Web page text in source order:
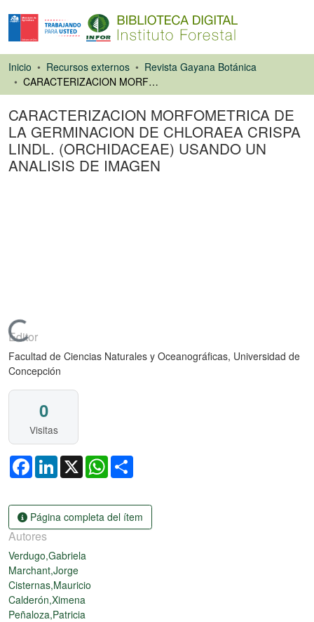
Inicio Recursos externos
Revista Gayana Botánica
CARACTERIZACION MORFOMETRICA DE LA GERMINACION DE CHLORAEA CRISPA LINDL. (ORCHIDACEAE) USANDO UN ANALISIS DE IMAGEN
CARACTERIZACION MORFOMETRICA DE
LA GERMINACION DE CHLORAEA CRISPA
LINDL. (ORCHIDACEAE) USANDO UN
ANALISIS DE IMAGEN
Cargando...
Editor
Facultad de Ciencias Naturales y Oceanográficas, Universidad de
Concepción
0
Visitas
FacebookLinkedIn
X WhatsApp
Página completa del ítem
Autores
Verdugo,Gabriela
Marchant,Jorge
Cisternas,Mauricio
Calderón,Ximena
Peñaloza,Patricia